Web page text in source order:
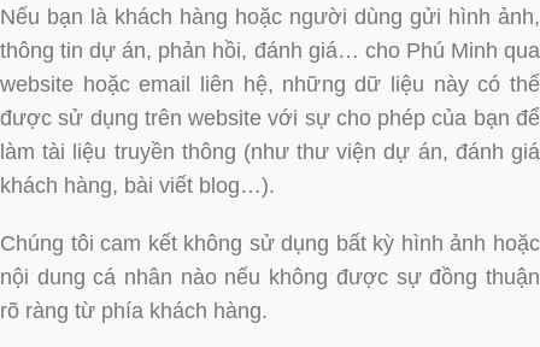
Nếu bạn là khách hàng hoặc người dùng gửi hình ảnh,
thông tin dự án, phản hồi, đánh giá… cho Phú Minh qua
website hoặc email liên hệ, những dữ liệu này có thể
được sử dụng trên website với sự cho phép của bạn để
làm tài liệu truyền thông (như thư viện dự án, đánh giá
khách hàng, bài viết blog…).
Chúng tôi cam kết không sử dụng bất kỳ hình ảnh hoặc
nội dung cá nhân nào nếu không được sự đồng thuận
rõ ràng từ phía khách hàng.